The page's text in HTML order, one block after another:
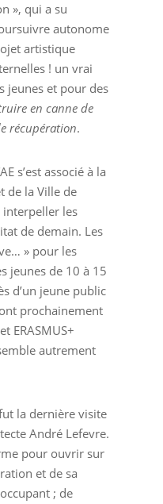
», qui a su
autonome
artistique
! un vrai
jeunes et pour des
en canne de
récupération.
s’est associé à la
de la Ville de
interpeller les
de demain. Les
» pour les
jeunes de 10 à 15
d’un jeune public
prochainement
ERASMUS+
autrement
la dernière visite
André Lefevre.
pour ouvrir sur
et de sa
; de